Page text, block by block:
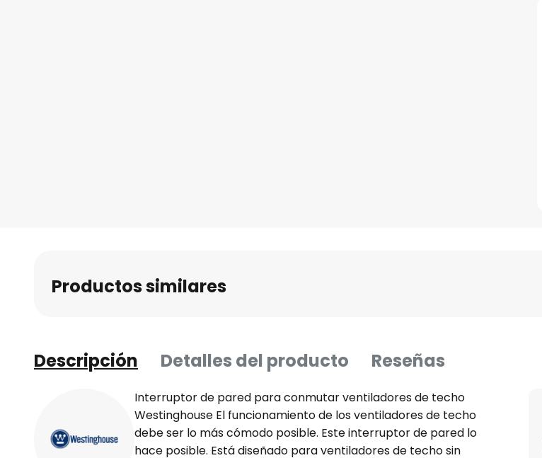
Productos similares
Descripción Detalles del producto Reseñas
Interruptor de pared para conmutar ventiladores de techo
Westinghouse El funcionamiento de los ventiladores de techo
debe ser lo más cómodo posible. Este interruptor de pared lo
hace posible. Está diseñado para ventiladores de techo sin